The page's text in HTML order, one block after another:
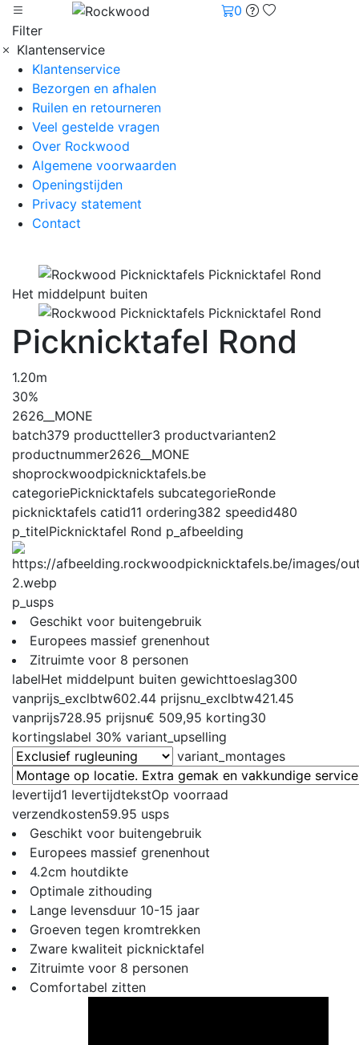
0
Filter
Klantenservice
Klantenservice
Bezorgen en afhalen
Ruilen en retourneren
Veel gestelde vragen
Over Rockwood
Algemene voorwaarden
Openingstijden
Privacy statement
Contact
Het middelpunt buiten
Picknicktafel Rond
1.20m
30%
2626__MONE
batch379 productteller3 productvarianten2
productnummer2626__MONE
shoprockwoodpicknicktafels.be
categoriePicknicktafels subcategorieRonde
picknicktafels catid11 ordering382 speedid480
p_titelPicknicktafel Rond p_afbeelding
p_usps
Geschikt voor buitengebruik
Europees massief grenenhout
Zitruimte voor 8 personen
labelHet middelpunt buiten gewichttoeslag300
vanprijs_exclbtw602.44 prijsnu_exclbtw421.45
vanprijs728.95 prijsnu€ 509,95 korting30
kortingslabel 30% variant_upselling
variant_montages
levertijd1 levertijdtekstOp voorraad
verzendkosten59.95 usps
Geschikt voor buitengebruik
Europees massief grenenhout
4.2cm houtdikte
Optimale zithouding
Lange levensduur 10-15 jaar
Groeven tegen kromtrekken
Zware kwaliteit picknicktafel
Zitruimte voor 8 personen
Comfortabel zitten